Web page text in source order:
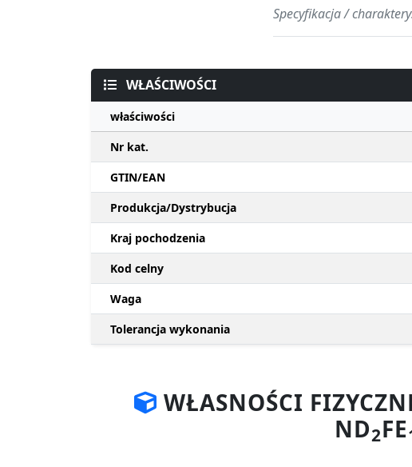
Specyfikacja /
WŁAŚCIWOŚCI
właściwości
Nr kat.
GTIN/EAN
Produkcja/Dystrybucja
Kraj pochodzenia
Kod celny
Waga
Tolerancja wykonania
WŁASNOŚCI
ND2FE